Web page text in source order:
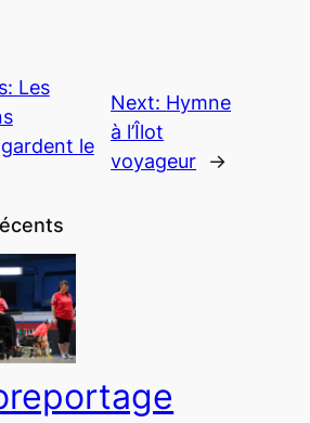
Les
le
Next: Hymne
à l’Îlot
voyageur
→